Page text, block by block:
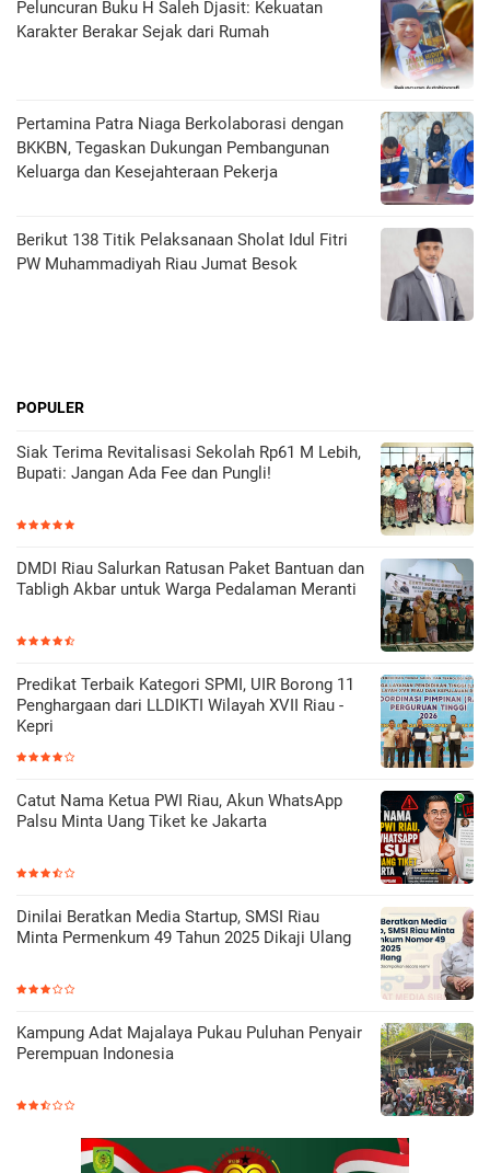
Peluncuran Buku H Saleh Djasit: Kekuatan
Karakter Berakar Sejak dari Rumah
Pertamina Patra Niaga Berkolaborasi dengan
BKKBN, Tegaskan Dukungan Pembangunan
Keluarga dan Kesejahteraan Pekerja
Berikut 138 Titik Pelaksanaan Sholat Idul Fitri
PW Muhammadiyah Riau Jumat Besok
POPULER
Siak Terima Revitalisasi Sekolah Rp61 M Lebih,
Bupati: Jangan Ada Fee dan Pungli!
DMDI Riau Salurkan Ratusan Paket Bantuan dan
Tabligh Akbar untuk Warga Pedalaman Meranti
Predikat Terbaik Kategori SPMI, UIR Borong 11
Penghargaan dari LLDIKTI Wilayah XVII Riau -
Kepri
Catut Nama Ketua PWI Riau, Akun WhatsApp
Palsu Minta Uang Tiket ke Jakarta
Dinilai Beratkan Media Startup, SMSI Riau
Minta Permenkum 49 Tahun 2025 Dikaji Ulang
Kampung Adat Majalaya Pukau Puluhan Penyair
Perempuan Indonesia